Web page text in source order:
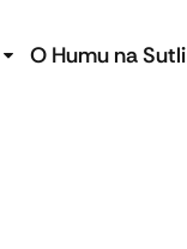
O Humu na Sutli